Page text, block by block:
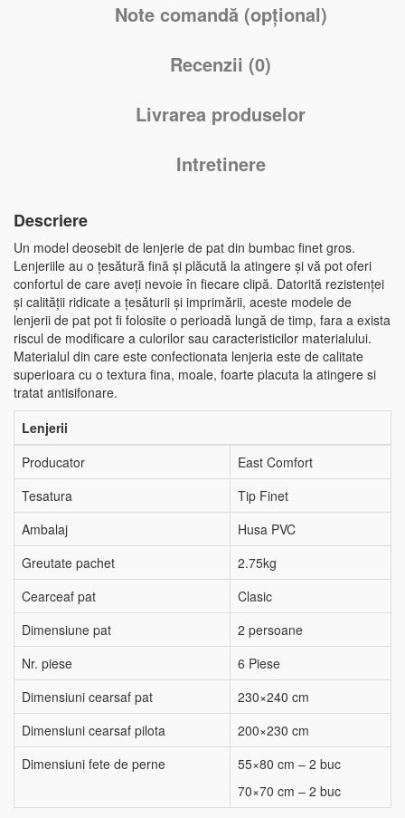
Note comandă (opțional)
Recenzii (0)
Livrarea produselor
Intretinere
Descriere
Un model deosebit de lenjerie de pat din bumbac finet gros.
Lenjeriile au o țesătură fină și plăcută la atingere și vă pot oferi
confortul de care aveți nevoie în fiecare clipă. Datorită rezistenței
și calității ridicate a țesăturii și imprimării, aceste modele de
lenjerii de pat pot fi folosite o perioadă lungă de timp, fara a exista
riscul de modificare a culorilor sau caracteristicilor materialului.
Materialul din care este confectionata lenjeria este de calitate
superioara cu o textura fina, moale, foarte placuta la atingere si
tratat antisifonare.
Lenjerii
Producator
East Comfort
Tesatura
Tip Finet
Ambalaj
Husa PVC
Greutate pachet
2.75kg
Cearceaf pat
Clasic
Dimensiune pat
2 persoane
Nr. piese
6 Piese
Dimensiuni cearsaf pat
230×240 cm
Dimensiuni cearsaf pilota
200×230 cm
Dimensiuni fete de perne
55×80 cm – 2 buc
70×70 cm – 2 buc